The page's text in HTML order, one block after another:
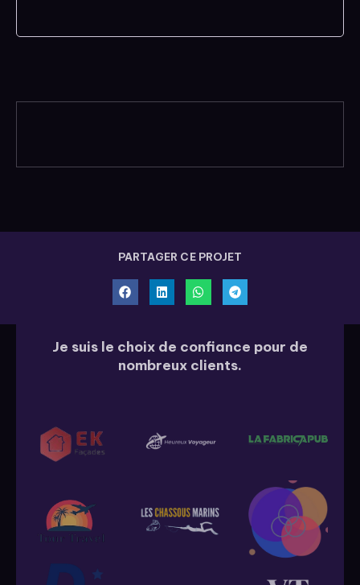
PARTAGER CE PROJET
Je suis le choix de confiance pour de
nombreux clients.